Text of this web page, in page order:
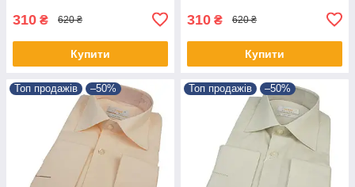
310 ₴ 620 ₴
Купити
310 ₴ 620 ₴
Купити
Топ продажів –50% Топ продажів –50%